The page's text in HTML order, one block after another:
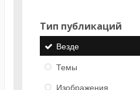
Тип публикаций
Везде
Темы
Изображения